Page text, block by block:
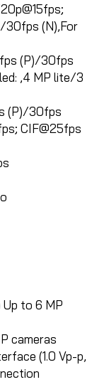
30fps (N),For
(P)/30fps
,4 MP lite/3
(P)/30fps
CIF@25fps
to 6 MP
cameras
(1.0 Vp-p,